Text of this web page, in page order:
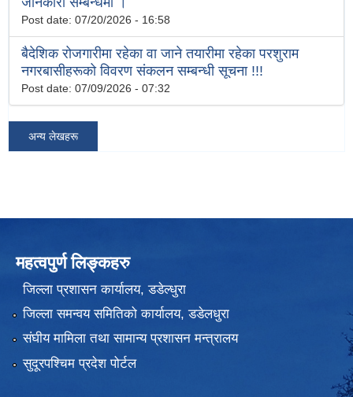
Post date: 07/20/2026 - 16:58
बैदेशिक रोजगारीमा रहेका वा जाने तयारीमा रहेका परशुराम
नगरबासीहरूको विवरण संकलन सम्बन्धी सूचना !!!
Post date: 07/09/2026 - 07:32
अन्य लेखहरू
महत्वपुर्ण लिङ्कहरु
जिल्ला प्रशासन कार्यालय, डडेल्धुरा
जिल्ला समन्वय समितिको कार्यालय, डडेलधुरा
संघीय मामिला तथा सामान्य प्रशासन मन्त्रालय
सुदूरपश्चिम प्रदेश पोर्टल